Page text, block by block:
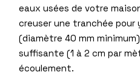
eaux usées de votre
creuser une tranchée pour
(diamètre 40 mm
suffisante (1 à 2 cm par
écoulement.